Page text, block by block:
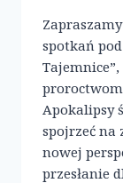
spotkań
Apokalipsy
spojrzeć na
nowej
przesłanie